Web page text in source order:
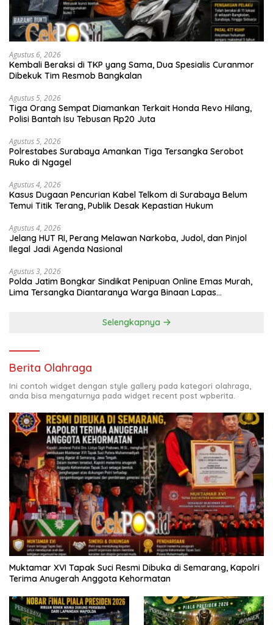
Agustus 6, 2026
Kembali Beraksi di TKP yang Sama, Dua Spesialis Curanmor
Dibekuk Tim Resmob Bangkalan
Agustus 5, 2026
Tiga Orang Sempat Diamankan Terkait Honda Revo Hilang,
Polisi Bantah Isu Tebusan Rp20 Juta
Agustus 5, 2026
Polrestabes Surabaya Amankan Tiga Tersangka Serobot
Ruko di Ngagel
Agustus 4, 2026
Kasus Dugaan Pencurian Kabel Telkom di Surabaya Belum
Temui Titik Terang, Publik Desak Kepastian Hukum
Agustus 4, 2026
Jelang HUT RI, Perang Melawan Narkoba, Judol, dan Pinjol
Ilegal Jadi Agenda Nasional
Agustus 3, 2026
Polda Jatim Bongkar Sindikat Penipuan Online Emas Murah,
Lima Tersangka Diantaranya Warga Binaan Lapas
Selengkapnya
Berita Olahraga
Ini contoh widget dengan style gallery pada kategori olahraga,
anda bisa mengaturnya pada widget recent post wpberita.
Muktamar XVI Tapak Suci Resmi Dibuka di Semarang, Kapolri
Terima Anugerah Anggota Kehormatan